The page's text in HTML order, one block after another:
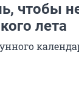
чтобы
лета